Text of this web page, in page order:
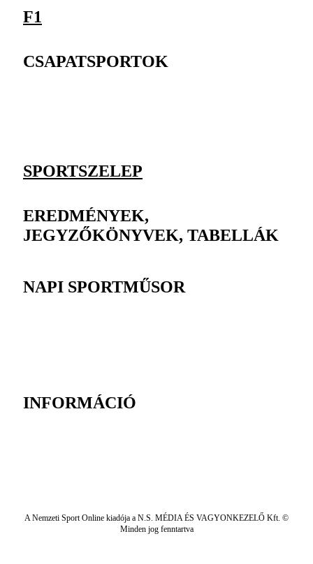
F1
CSAPATSPORTOK
SPORTSZELEP
EREDMÉNYEK,
JEGYZŐKÖNYVEK, TABELLÁK
NAPI SPORTMŰSOR
INFORMÁCIÓ
A Nemzeti Sport Online kiadója a N.S. MÉDIA ÉS VAGYONKEZELŐ Kft. ©
Minden jog fenntartva